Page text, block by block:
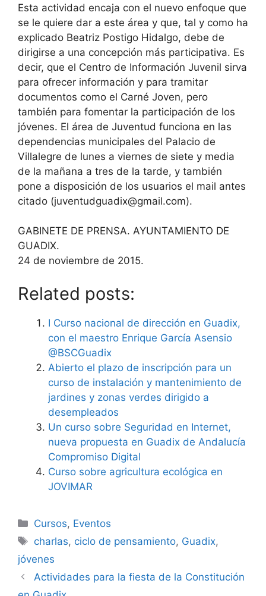
Esta actividad encaja con el nuevo enfoque que
se le quiere dar a este área y que, tal y como ha
explicado Beatriz Postigo Hidalgo, debe de
dirigirse a una concepción más participativa. Es
decir, que el Centro de Información Juvenil sirva
para ofrecer información y para tramitar
documentos como el Carné Joven, pero
también para fomentar la participación de los
jóvenes. El área de Juventud funciona en las
dependencias municipales del Palacio de
Villalegre de lunes a viernes de siete y media
de la mañana a tres de la tarde, y también
pone a disposición de los usuarios el mail antes
citado (juventudguadix@gmail.com).
GABINETE DE PRENSA. AYUNTAMIENTO DE
GUADIX.
24 de noviembre de 2015.
Related posts:
I Curso nacional de dirección en Guadix,
con el maestro Enrique García Asensio
@BSCGuadix
Abierto el plazo de inscripción para un
curso de instalación y mantenimiento de
jardines y zonas verdes dirigido a
desempleados
Un curso sobre Seguridad en Internet,
nueva propuesta en Guadix de Andalucía
Compromiso Digital
Curso sobre agricultura ecológica en
JOVIMAR
Categorías
Cursos, Eventos
Etiquetas
charlas, ciclo de pensamiento, Guadix,
jóvenes
Actividades para la fiesta de la Constitución